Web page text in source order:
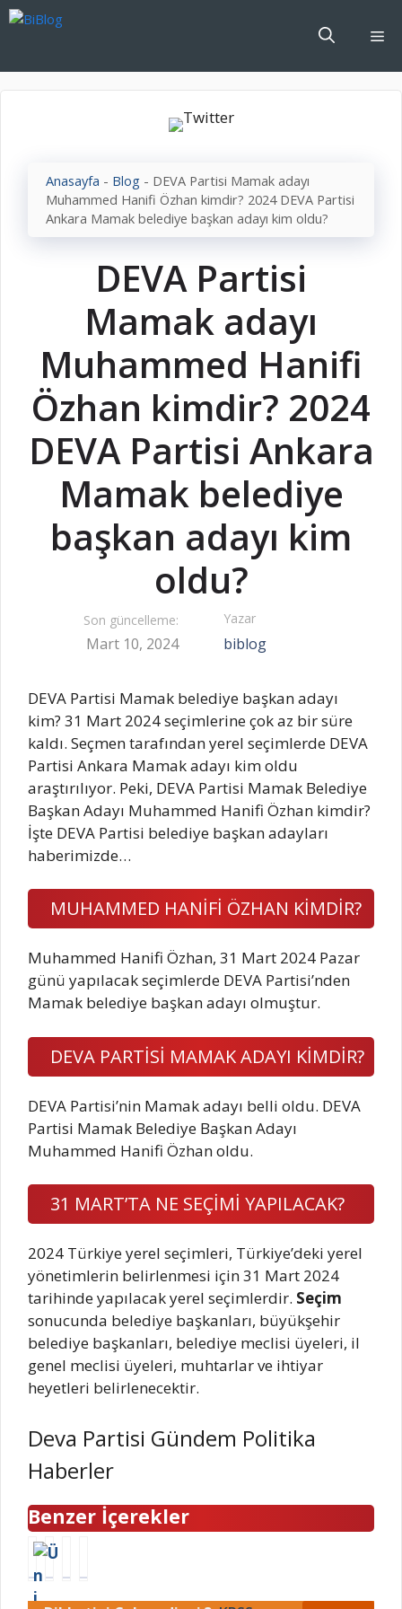
İçeriğe
Anasayfa - Blog - DEVA Partisi Mamak adayı
Muhammed Hanifi Özhan kimdir? 2024 DEVA Partisi
Ankara Mamak belediye başkan adayı kim oldu?
DEVA Partisi
Mamak adayı
Muhammed Hanifi
Özhan kimdir? 2024
DEVA Partisi Ankara
Mamak belediye
başkan adayı kim
oldu?
Son güncelleme:
Mart 10, 2024
Yazar
biblog
DEVA Partisi Mamak belediye başkan adayı
kim? 31 Mart 2024 seçimlerine çok az bir süre
kaldı. Seçmen tarafından yerel seçimlerde DEVA
Partisi Ankara Mamak adayı kim oldu
araştırılıyor. Peki, DEVA Partisi Mamak Belediye
Başkan Adayı Muhammed Hanifi Özhan kimdir?
İşte DEVA Partisi belediye başkan adayları
haberimizde…
MUHAMMED HANİFİ ÖZHAN KİMDİR?
Muhammed Hanifi Özhan, 31 Mart 2024 Pazar
günü yapılacak seçimlerde DEVA Partisi’nden
Mamak belediye başkan adayı olmuştur.
DEVA PARTİSİ MAMAK ADAYI KİMDİR?
DEVA Partisi’nin Mamak adayı belli oldu. DEVA
Partisi Mamak Belediye Başkan Adayı
Muhammed Hanifi Özhan oldu.
31 MART’TA NE SEÇİMİ YAPILACAK?
2024 Türkiye yerel seçimleri, Türkiye’deki yerel
yönetimlerin belirlenmesi için 31 Mart 2024
tarihinde yapılacak yerel seçimlerdir. Seçim
sonucunda belediye başkanları, büyükşehir
belediye başkanları, belediye meclisi üyeleri, il
genel meclisi üyeleri, muhtarlar ve ihtiyar
heyetleri belirlenecektir.
Deva Partisi Gündem Politika
Haberler
Benzer İçerekler
Ü
n
i
O
k
e
E